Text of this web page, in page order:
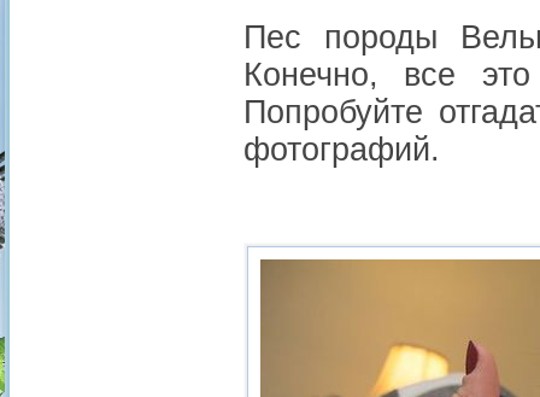
Пес породы
Конечно, все
Попробуйте
фотографий.